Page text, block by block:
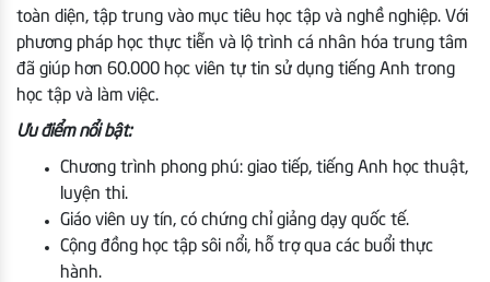
toàn diện, tập trung vào mục tiêu học tập và nghề nghiệp. Với
phương pháp học thực tiễn và lộ trình cá nhân hóa trung tâm
đã giúp hơn 60.000 học viên tự tin sử dụng tiếng Anh trong
học tập và làm việc.
Ưu điểm nổi bật:
Chương trình phong phú: giao tiếp, tiếng Anh học thuật,
luyện thi.
Giáo viên uy tín, có chứng chỉ giảng dạy quốc tế.
Cộng đồng học tập sôi nổi, hỗ trợ qua các buổi thực
hành.